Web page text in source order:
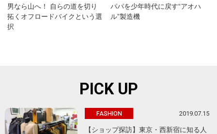
男なら山へ！ 自らの道を切り
拓くオフロードバイクという選
択
パパを少年時代に戻す“アオハ
ル”製造機
PICK UP
FASHION 2019.07.15
【ショップ探訪】東京・西新宿に知る人